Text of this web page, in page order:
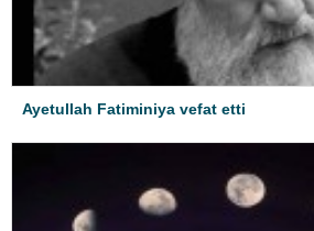
Ayetullah Fatiminiya vefat etti